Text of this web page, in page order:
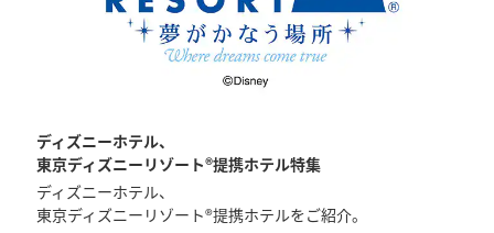
ディズニーホテル、
東京ディズニーリゾート®提携ホテル特集
ディズニーホテル、
東京ディズニーリゾート®提携ホテルをご紹介。